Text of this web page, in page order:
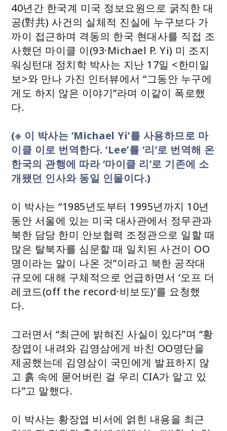
40년간 한국계 미국 정보요원으로 굵직한 대
공(對共) 사건의 실체적 진실에 누구보다 가
까이 접근하며 격동의 한국 현대사를 직접 조
사했던 마이클 이(93·Michael P. Yi) 미 조지
워싱턴대 정치학 박사는 지난 17일 <한미일
보>와 만나 가진 인터뷰에서 “그동안 누구에
게도 하지 않은 이야기”라며 이같이 폭로했
다.
(※ 이 박사는 ‘Michael Yi’를 사용하므로 마
이클 이로 번역한다. ‘Lee’를 ‘리’로 번역해 온
한국의 관행에 따라 ‘마이클 리’로 기존에 소
개됐던 인사와 동일 인물이다.)
이 박사는 “1985년도부터 1995년까지 10년
동안 서울에 있는 미국 대사관에서 정무관과
북한 담당 한미 안보협력 조정관으로 일할 때
많은 탈북자를 심문할 때 일치된 사건이 OO
명이라는 말이 나온 것”이라고 북한 공작대
규모에 대해 구체적으로 언급하면서 ‘오프 더
레코드(off the record·비보도)’를 요청했
다.
그러면서 “최근에 밝혀진 사실이 있다”며 “황
장엽이 내려와 김영삼에게 바친 OO명단을
제공했는데 김영삼이 국민에게 발표하지 않
고 흙 속에 묻어버린 걸 우리 CIA가 알고 있
다”고 말했다.
이 박사는 황장엽 비서에 얽힌 내용을 최근